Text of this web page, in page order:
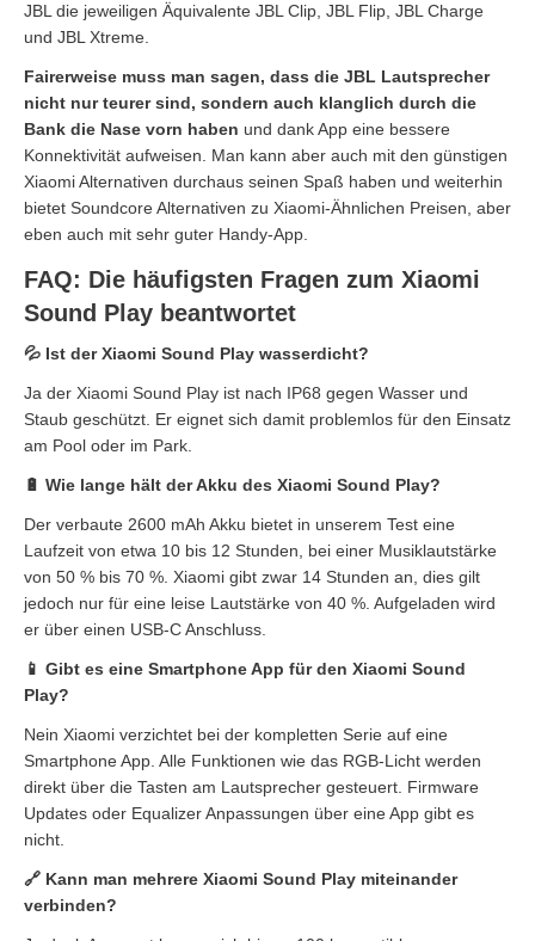
JBL die jeweiligen Äquivalente JBL Clip, JBL Flip, JBL Charge
und JBL Xtreme.
Fairerweise muss man sagen, dass die JBL Lautsprecher
nicht nur teurer sind, sondern auch klanglich durch die
Bank die Nase vorn haben und dank App eine bessere
Konnektivität aufweisen. Man kann aber auch mit den günstigen
Xiaomi Alternativen durchaus seinen Spaß haben und weiterhin
bietet Soundcore Alternativen zu Xiaomi-Ähnlichen Preisen, aber
eben auch mit sehr guter Handy-App.
FAQ: Die häufigsten Fragen zum Xiaomi
Sound Play beantwortet
💦 Ist der Xiaomi Sound Play wasserdicht?
Ja der Xiaomi Sound Play ist nach IP68 gegen Wasser und
Staub geschützt. Er eignet sich damit problemlos für den Einsatz
am Pool oder im Park.
🔋 Wie lange hält der Akku des Xiaomi Sound Play?
Der verbaute 2600 mAh Akku bietet in unserem Test eine
Laufzeit von etwa 10 bis 12 Stunden, bei einer Musiklautstärke
von 50 % bis 70 %. Xiaomi gibt zwar 14 Stunden an, dies gilt
jedoch nur für eine leise Lautstärke von 40 %. Aufgeladen wird
er über einen USB-C Anschluss.
📱 Gibt es eine Smartphone App für den Xiaomi Sound
Play?
Nein Xiaomi verzichtet bei der kompletten Serie auf eine
Smartphone App. Alle Funktionen wie das RGB-Licht werden
direkt über die Tasten am Lautsprecher gesteuert. Firmware
Updates oder Equalizer Anpassungen über eine App gibt es
nicht.
🔗 Kann man mehrere Xiaomi Sound Play miteinander
verbinden?